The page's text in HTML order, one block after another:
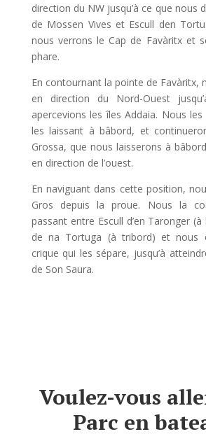
direction du NW jusqu’à ce que nous
de Mossen Vives et Escull den
nous verrons le Cap de Favàritx et
phare.
En contournant la pointe de Favàritx,
en direction du Nord-Ouest
apercevions les îles Addaia. Nous
les laissant à bâbord, et
Grossa, que nous laisserons à
en direction de l’ouest.
En naviguant dans cette position,
Gros depuis la proue. Nous la
passant entre Escull d’en Taronger
de na Tortuga (à tribord) et nous
crique qui les sépare, jusqu’à
de Son Saura.
Voulez-vous
Parc en